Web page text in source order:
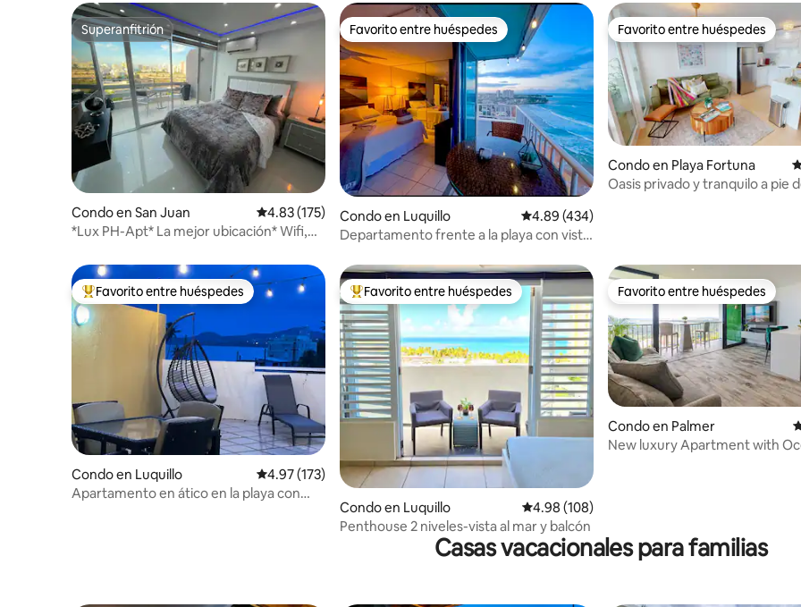
Superanfitrión
Superanfitrión
Condo en San Juan Calificación promedio: 4.83 de 5, 175 reseñas
4.83 (175)
*Lux PH-Apt* La mejor ubicación* Wifi,
Favorito entre huéspedes
Favorito entre huéspedes
Condo en Luquillo Calificación promedio: 4.89 de 5, 434 reseñas
4.89 (434)
Departamento frente a la playa con vista
Favorito entre huéspedes
Favorito entre huéspedes
Condo en Playa Fortuna
Oasis privado y tranquilo a pie
Favorito entre huéspedes preferido
Favorito entre huéspedes
Condo en Luquillo Calificación promedio: 4.97 de 5, 173 reseñas
4.97 (173)
Apartamento en ático en la playa con
Favorito entre huéspedes preferido
Favorito entre huéspedes
Condo en Luquillo Calificación promedio: 4.98 de 5, 108 reseñas
4.98 (108)
Penthouse 2 niveles-vista al mar y balcón
Favorito entre huéspedes
Favorito entre huéspedes
Condo en Palmer
New luxury Apartment with
Casas vacacionales para familias